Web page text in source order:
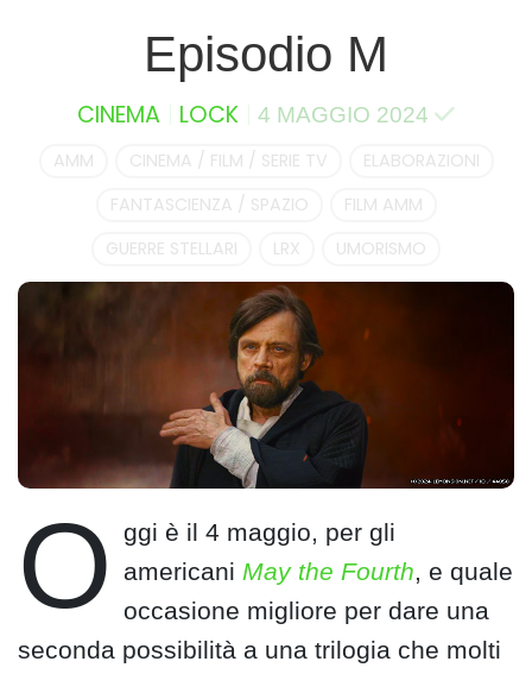
Episodio M
CINEMA LOCK 4 MAGGIO 2024
AMM CINEMA / FILM / SERIE TV
ELABORAZIONI
FANTASCIENZA / SPAZIO
FILM AMM
GUERRE STELLARI
LRX UMORISMO
O
ggi è il 4 maggio, per gli
americani May the Fourth, e quale
occasione migliore per dare una
seconda possibilità a una trilogia che molti